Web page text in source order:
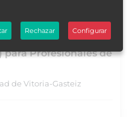
en el Uso de
Profesionales de
de Vitoria-Gasteiz
Rechazar Configurar